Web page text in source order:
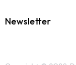
Newsletter